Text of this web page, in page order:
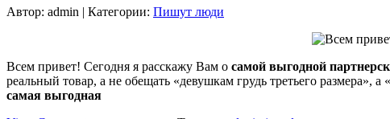
Автор: admin | Категории: Пишут люди
Всем привет! Сегодня я расскажу Вам о самой выгодной
реальный товар, а не обещать «девушкам грудь третьего
самая выгодная